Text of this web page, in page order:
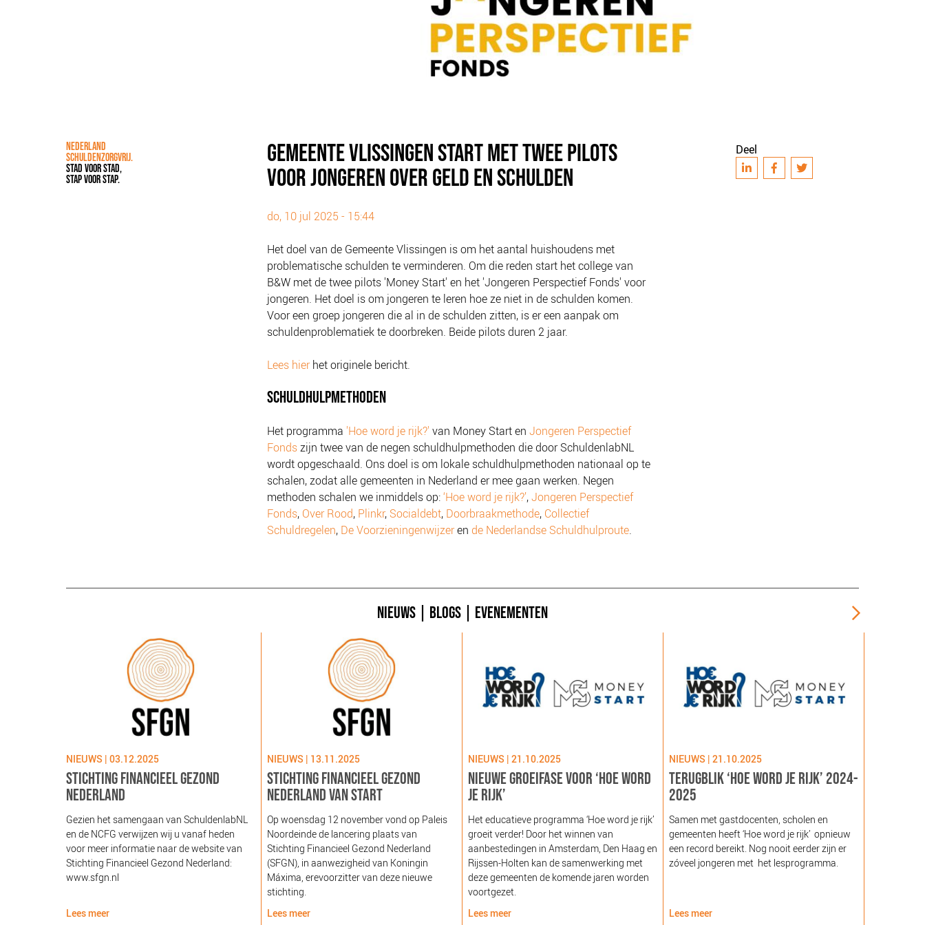
NEDERLAND
SCHULDENZORGVRIJ.
STAD VOOR STAD,
STAP VOOR STAP.
GEMEENTE VLISSINGEN START MET TWEE PILOTS
VOOR JONGEREN OVER GELD EN SCHULDEN
do, 10 jul 2025 - 15:44
Het doel van de Gemeente Vlissingen is om het aantal huishoudens met
problematische schulden te verminderen. Om die reden start het college van
B&W met de twee pilots 'Money Start' en het 'Jongeren Perspectief Fonds' voor
jongeren. Het doel is om jongeren te leren hoe ze niet in de schulden komen.
Voor een groep jongeren die al in de schulden zitten, is er een aanpak om
schuldenproblematiek te doorbreken. Beide pilots duren 2 jaar.
Lees hierhet originele bericht.
SCHULDHULPMETHODEN
Het programma 'Hoe word je rijk?' van Money Start en Jongeren Perspectief
Fondszijn twee van de negen schuldhulpmethoden die door SchuldenlabNL
wordt opgeschaald. Ons doel is om lokale schuldhulpmethoden nationaal op te
schalen, zodat alle gemeenten in Nederland er mee gaan werken. Negen
methoden schalen we inmiddels op:‘Hoe word je rijk?’,Jongeren Perspectief
Fonds, Over Rood, Plinkr, Socialdebt, Doorbraakmethode, Collectief
Schuldregelen, De Voorzieningenwijzeren de Nederlandse Schuldhulproute.
Deel
NIEUWS BLOGS EVENEMENTEN
NIEUWS | 03.12.2025
STICHTING FINANCIEEL GEZOND
NEDERLAND
Gezien het samengaan van SchuldenlabNL
en de NCFG verwijzen wij u vanaf heden
voor meer informatie naar de website van
Stichting Financieel Gezond Nederland:
www.sfgn.nl
Lees meer
NIEUWS | 13.11.2025
STICHTING FINANCIEEL GEZOND
NEDERLAND VAN START
Op woensdag 12 november vond op Paleis
Noordeinde de lancering plaats van
Stichting Financieel Gezond Nederland
(SFGN), in aanwezigheid van Koningin
Máxima, erevoorzitter van deze nieuwe
stichting.
Lees meer
NIEUWS | 21.10.2025
NIEUWE GROEIFASE VOOR ‘HOE WORD
JE RIJK’
Het educatieve programma ‘Hoe word je rijk’
groeit verder! Door het winnen van
aanbestedingen in Amsterdam, Den Haag en
Rijssen-Holten kan de samenwerking met
deze gemeenten de komende jaren worden
voortgezet.
Lees meer
NIEUWS | 21.10.2025
TERUGBLIK ‘HOE WORD JE RIJK’ 2024-
2025
Samen met gastdocenten, scholen en
gemeenten heeft ‘Hoe word je rijk’ opnieuw
een record bereikt. Nog nooit eerder zijn er
zóveel jongeren met het lesprogramma.
Lees meer